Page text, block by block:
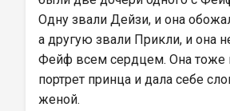
Одну звали Дейзи, и она
а другую звали Прикли, и она
Фейф всем сердцем. Она тоже
портрет принца и дала себе
женой.